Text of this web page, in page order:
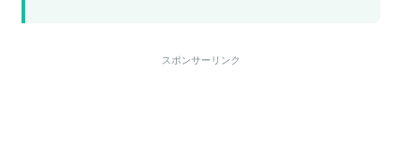
スポンサーリンク